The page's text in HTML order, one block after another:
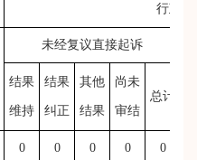
行政诉
未经复议直接起诉
结果
维持
结果
纠正
其他
结果
尚未
审结
总计
0 0 0 0 0